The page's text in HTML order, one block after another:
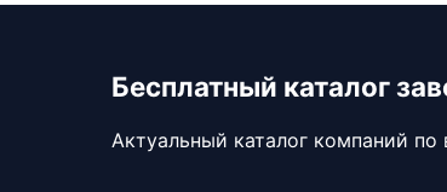
Бесплатный каталог
Актуальный каталог компаний по